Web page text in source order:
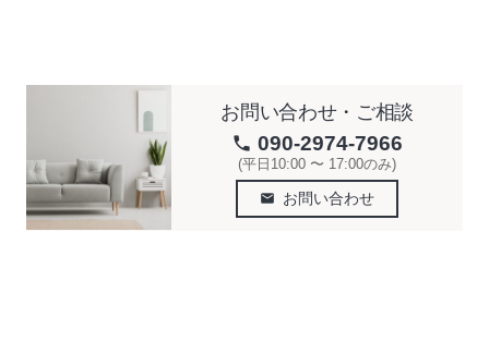
お問い合わせ・ご相談
phone 090-2974-7966
(平日10:00 〜 17:00のみ)
email お問い合わせ